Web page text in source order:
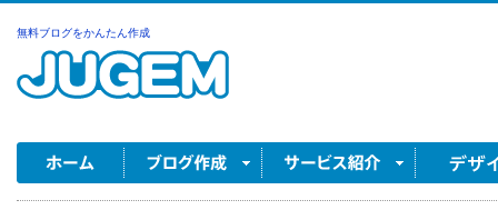
無料ブログをかんたん作成